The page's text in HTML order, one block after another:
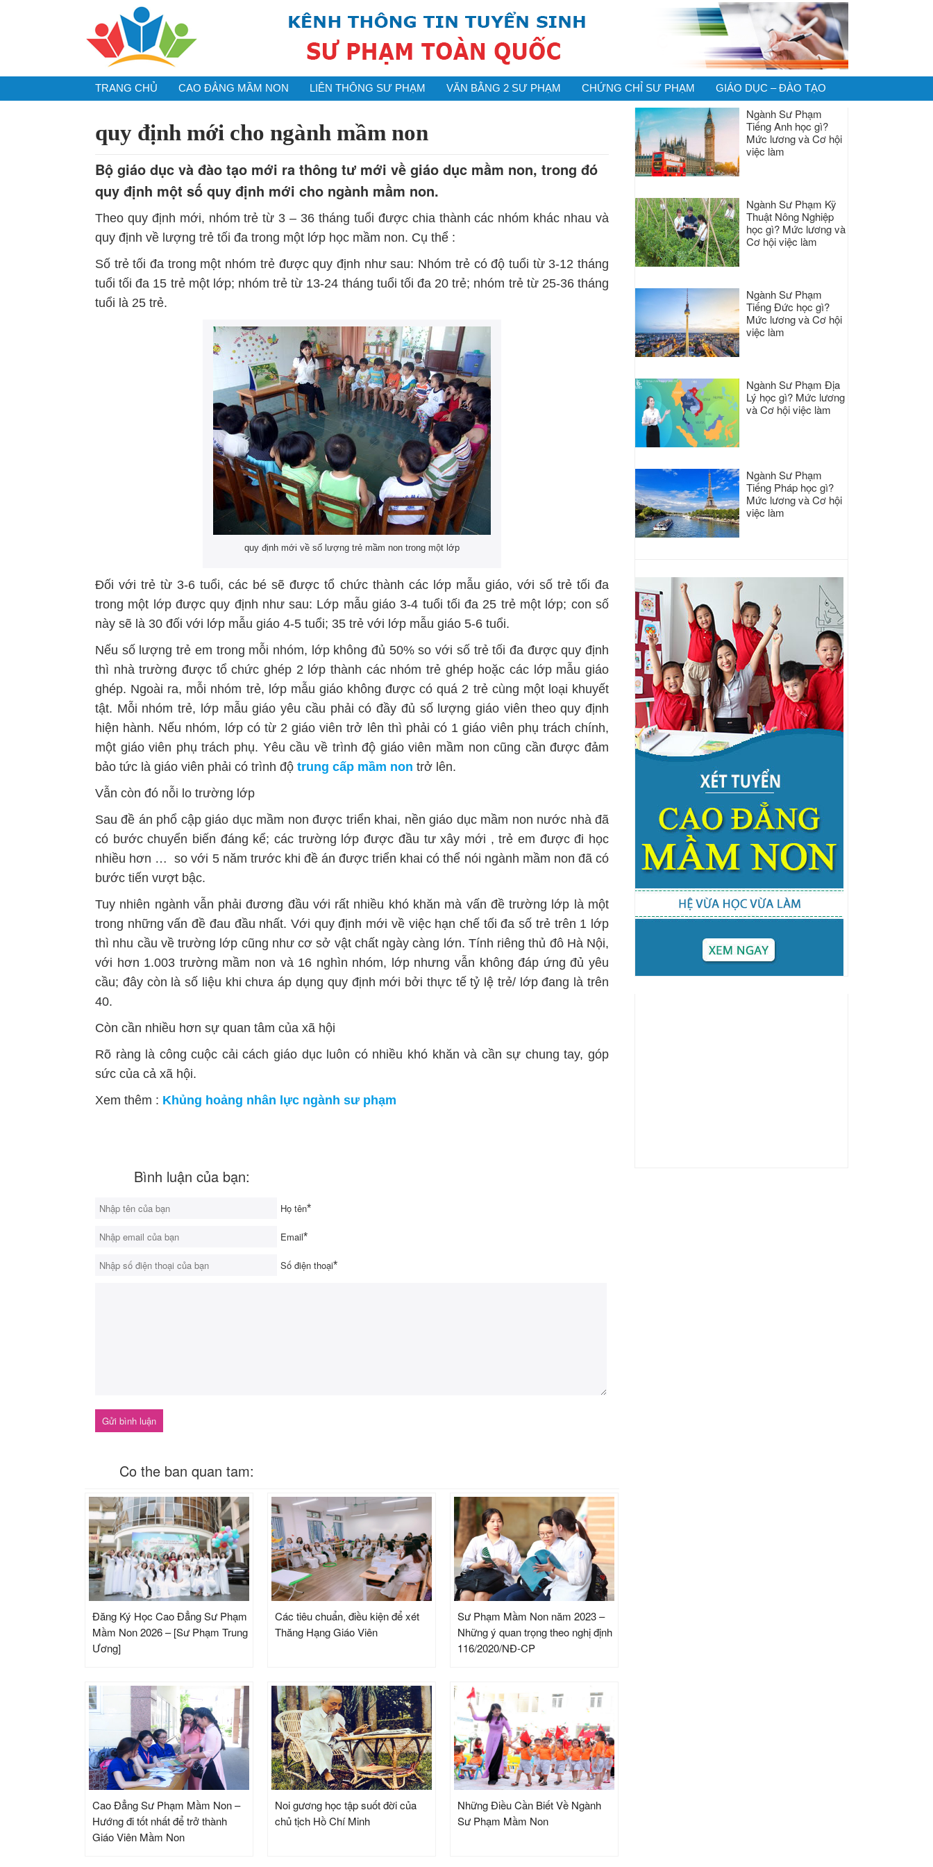
TRANG CHỦ CAO ĐẲNG MẦM NON LIÊN THÔNG SƯ PHẠM VĂN BẰNG 2 SƯ PHẠM CHỨNG CHỈ SƯ PHẠM GIÁO DỤC – ĐÀO TẠO
quy định mới cho ngành mầm non
Bộ giáo dục và đào tạo mới ra thông tư mới về giáo dục mầm non, trong đó
quy định một số quy định mới cho ngành mầm non.
Theo quy định mới, nhóm trẻ từ 3 – 36 tháng tuổi được chia thành các nhóm khác nhau và
quy định về lượng trẻ tối đa trong một lớp học mầm non. Cụ thể :
Số trẻ tối đa trong một nhóm trẻ được quy định như sau: Nhóm trẻ có độ tuổi từ 3-12 tháng
tuổi tối đa 15 trẻ một lớp; nhóm trẻ từ 13-24 tháng tuổi tối đa 20 trẻ; nhóm trẻ từ 25-36 tháng
tuổi là 25 trẻ.
quy định mới về số lượng trẻ mầm non trong một lớp
Đối với trẻ từ 3-6 tuổi, các bé sẽ được tổ chức thành các lớp mẫu giáo, với số trẻ tối đa
trong một lớp được quy định như sau: Lớp mẫu giáo 3-4 tuổi tối đa 25 trẻ một lớp; con số
này sẽ là 30 đối với lớp mẫu giáo 4-5 tuổi; 35 trẻ với lớp mẫu giáo 5-6 tuổi.
Nếu số lượng trẻ em trong mỗi nhóm, lớp không đủ 50% so với số trẻ tối đa được quy định
thì nhà trường được tổ chức ghép 2 lớp thành các nhóm trẻ ghép hoặc các lớp mẫu giáo
ghép. Ngoài ra, mỗi nhóm trẻ, lớp mẫu giáo không được có quá 2 trẻ cùng một loại khuyết
tật. Mỗi nhóm trẻ, lớp mẫu giáo yêu cầu phải có đầy đủ số lượng giáo viên theo quy định
hiện hành. Nếu nhóm, lớp có từ 2 giáo viên trở lên thì phải có 1 giáo viên phụ trách chính,
một giáo viên phụ trách phụ. Yêu cầu về trình độ giáo viên mầm non cũng cần được đảm
bảo tức là giáo viên phải có trình độ trung cấp mầm non trở lên.
Vẫn còn đó nỗi lo trường lớp
Sau đề án phổ cập giáo dục mầm non được triển khai, nền giáo dục mầm non nước nhà đã
có bước chuyển biến đáng kể; các trường lớp được đầu tư xây mới , trẻ em được đi học
nhiều hơn … so với 5 năm trước khi đề án được triển khai có thể nói ngành mầm non đã có
bước tiến vượt bậc.
Tuy nhiên ngành vẫn phải đương đầu với rất nhiều khó khăn mà vấn đề trường lớp là một
trong những vấn đề đau đầu nhất. Với quy định mới về việc hạn chế tối đa số trẻ trên 1 lớp
thì nhu cầu về trường lớp cũng như cơ sở vật chất ngày càng lớn. Tính riêng thủ đô Hà Nội,
với hơn 1.003 trường mầm non và 16 nghìn nhóm, lớp nhưng vẫn không đáp ứng đủ yêu
cầu; đây còn là số liệu khi chưa áp dụng quy định mới bởi thực tế tỷ lệ trẻ/ lớp đang là trên
40.
Còn cần nhiều hơn sự quan tâm của xã hội
Rõ ràng là công cuộc cải cách giáo dục luôn có nhiều khó khăn và cần sự chung tay, góp
sức của cả xã hội.
Xem thêm : Khủng hoảng nhân lực ngành sư phạm
Bình luận của bạn:
Họ tên*
Email*
Số điện thoại*
Co the ban quan tam:
Đăng Ký Học Cao Đẳng Sư Phạm
Mầm Non 2026 – [Sư Phạm Trung
Ương]
Các tiêu chuẩn, điều kiện để xét
Thăng Hạng Giáo Viên
Sư Phạm Mầm Non năm 2023 –
Những ý quan trọng theo nghị định
116/2020/NĐ-CP
Cao Đẳng Sư Phạm Mầm Non –
Hướng đi tốt nhất để trở thành
Giáo Viên Mầm Non
Noi gương học tập suốt đời của
chủ tịch Hồ Chí Minh
Những Điều Cần Biết Về Ngành
Sư Phạm Mầm Non
Ngành Sư Phạm
Tiếng Anh học gì?
Mức lương và Cơ hội
việc làm
Ngành Sư Phạm Kỹ
Thuật Nông Nghiệp
học gì? Mức lương và
Cơ hội việc làm
Ngành Sư Phạm
Tiếng Đức học gì?
Mức lương và Cơ hội
việc làm
Ngành Sư Phạm Địa
Lý học gì? Mức lương
và Cơ hội việc làm
Ngành Sư Phạm
Tiếng Pháp học gì?
Mức lương và Cơ hội
việc làm